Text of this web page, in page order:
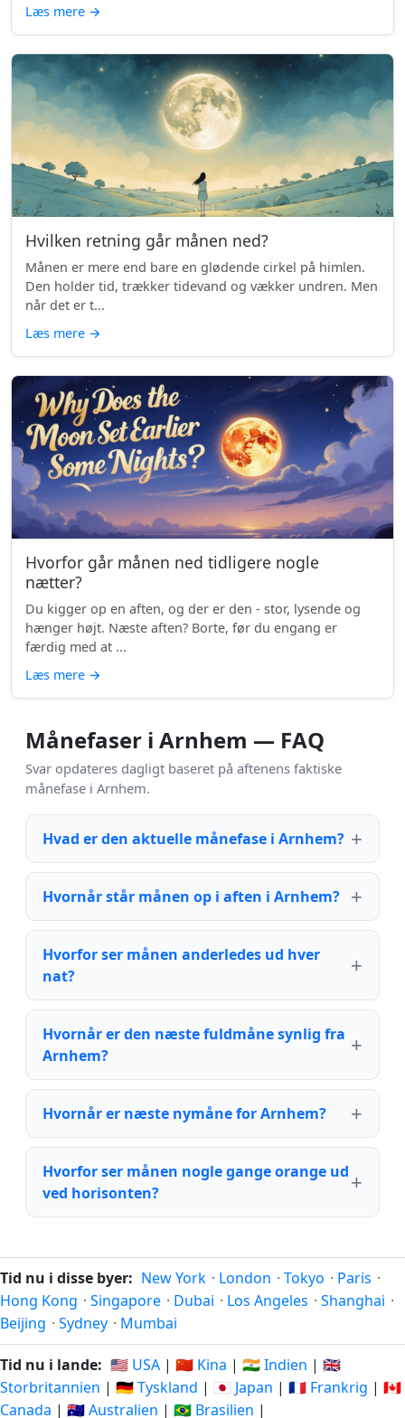
Læs mere →
Hvilken retning går månen ned?
Månen er mere end bare en glødende cirkel på himlen.
Den holder tid, trækker tidevand og vækker undren. Men
når det er t...
Læs mere →
Hvorfor går månen ned tidligere nogle
nætter?
Du kigger op en aften, og der er den - stor, lysende og
hænger højt. Næste aften? Borte, før du engang er
færdig med at ...
Læs mere →
Månefaser i Arnhem — FAQ
Svar opdateres dagligt baseret på aftenens faktiske
månefase i Arnhem.
Hvad er den aktuelle månefase i Arnhem?
Hvornår står månen op i aften i Arnhem?
Hvorfor ser månen anderledes ud hver
nat?
Hvornår er den næste fuldmåne synlig fra
Arnhem?
Hvornår er næste nymåne for Arnhem?
Hvorfor ser månen nogle gange orange ud
ved horisonten?
Tid nu i disse byer: New York · London · Tokyo · Paris ·
Hong Kong · Singapore · Dubai · Los Angeles · Shanghai ·
Beijing · Sydney · Mumbai
Tid nu i lande: 🇺🇸 USA | 🇨🇳 Kina | 🇮🇳 Indien | 🇬🇧
Storbritannien | 🇩🇪 Tyskland | 🇯🇵 Japan | 🇫🇷 Frankrig | 🇨🇦
Canada | 🇦🇺 Australien | 🇧🇷 Brasilien |